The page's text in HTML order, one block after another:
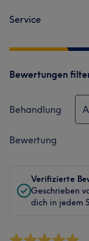
Service
Bewertungen
Behandlung
Bewertung
Verifizierte
Geschrieben
dich in jedem